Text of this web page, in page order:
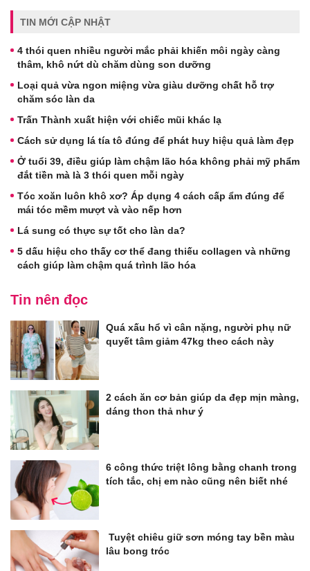
TIN MỚI CẬP NHẬT
4 thói quen nhiều người mắc phải khiến môi ngày càng
thâm, khô nứt dù chăm dùng son dưỡng
Loại quả vừa ngon miệng vừa giàu dưỡng chất hỗ trợ
chăm sóc làn da
Trấn Thành xuất hiện với chiếc mũi khác lạ
Cách sử dụng lá tía tô đúng để phát huy hiệu quả làm đẹp
Ở tuổi 39, điều giúp làm chậm lão hóa không phải mỹ phẩm
đắt tiền mà là 3 thói quen mỗi ngày
Tóc xoăn luôn khô xơ? Áp dụng 4 cách cấp ẩm đúng để
mái tóc mềm mượt và vào nếp hơn
Lá sung có thực sự tốt cho làn da?
5 dấu hiệu cho thấy cơ thể đang thiếu collagen và những
cách giúp làm chậm quá trình lão hóa
Tin nên đọc
Quá xấu hổ vì cân nặng, người phụ nữ
quyết tâm giảm 47kg theo cách này
2 cách ăn cơ bản giúp da đẹp mịn màng,
dáng thon thả như ý
6 công thức triệt lông bằng chanh trong
tích tắc, chị em nào cũng nên biết nhé
Tuyệt chiêu giữ sơn móng tay bền màu
lâu bong tróc